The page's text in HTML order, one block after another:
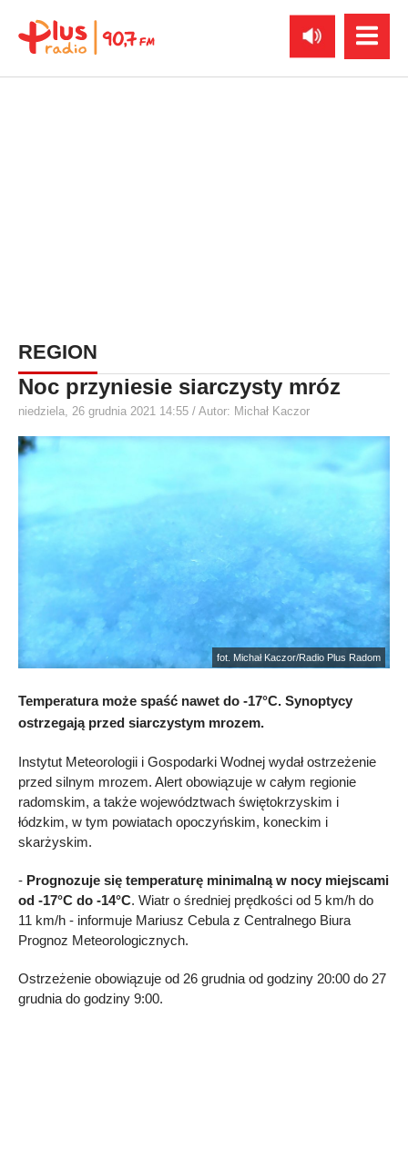
REGION
Noc przyniesie siarczysty mróz
niedziela, 26 grudnia 2021 14:55 / Autor: Michał Kaczor
fot. Michał Kaczor/Radio Plus Radom
Temperatura może spaść nawet do -17°C. Synoptycy
ostrzegają przed siarczystym mrozem.
Instytut Meteorologii i Gospodarki Wodnej wydał ostrzeżenie
przed silnym mrozem. Alert obowiązuje w całym regionie
radomskim, a także województwach świętokrzyskim i
łódzkim, w tym powiatach opoczyńskim, koneckim i
skarżyskim.
- Prognozuje się temperaturę minimalną w nocy miejscami
od -17°C do -14°C. Wiatr o średniej prędkości od 5 km/h do
11 km/h - informuje Mariusz Cebula z Centralnego Biura
Prognoz Meteorologicznych.
Ostrzeżenie obowiązuje od 26 grudnia od godziny 20:00 do 27
grudnia do godziny 9:00.